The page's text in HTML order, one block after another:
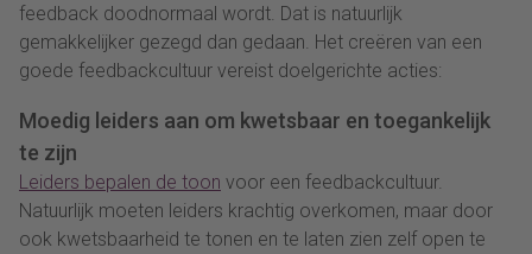
feedback doodnormaal wordt. Dat is natuurlijk
gemakkelijker gezegd dan gedaan. Het creëren van een
goede feedbackcultuur vereist doelgerichte acties:
Moedig leiders aan om kwetsbaar en toegankelijk
te zijn
Leiders bepalen de toon voor een feedbackcultuur.
Natuurlijk moeten leiders krachtig overkomen, maar door
ook kwetsbaarheid te tonen en te laten zien zelf open te